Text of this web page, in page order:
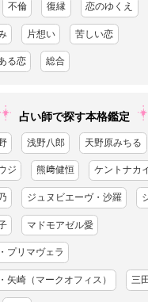
不倫 復縁 恋のゆくえ
片想い 苦しい恋
る恋 総合
占い師で探す本格鑑定
浅野八郎 天野原みちる
ジ 熊﨑健恒 ケントナカ
ジュヌビエーヴ・沙羅
マドモアゼル愛
プリマヴェラ
矢崎（マークオフィス） 三